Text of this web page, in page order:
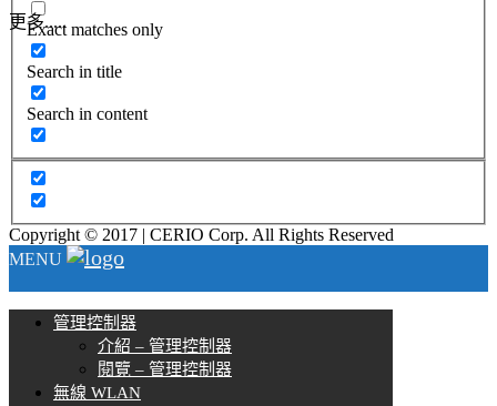
更多.....
Exact matches only
Search in title
Search in content
Copyright © 2017 | CERIO Corp. All Rights Reserved
MENU
管理控制器
介紹 – 管理控制器
閱覽 – 管理控制器
無線 WLAN